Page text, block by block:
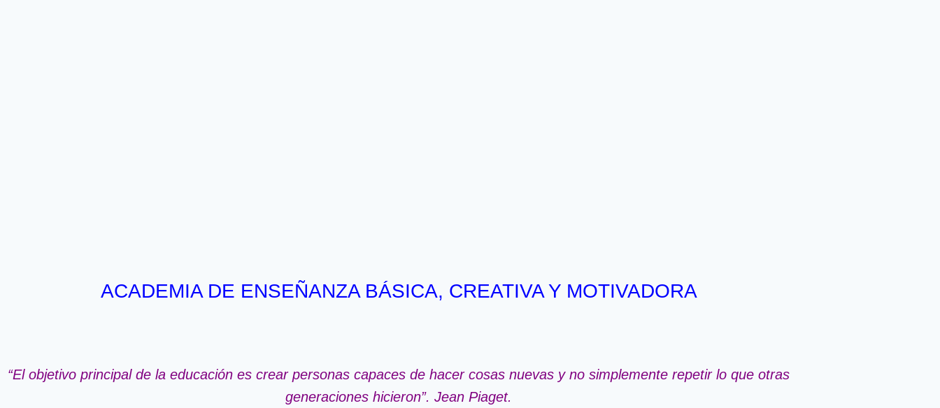
ACADEMIA DE ENSEÑANZA BÁSICA, CREATIVA Y MOTIVADORA
“El objetivo principal de la educación es crear personas capaces de hacer cosas nuevas y no simplemente repetir lo que otras
generaciones hicieron”. Jean Piaget.